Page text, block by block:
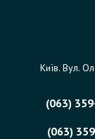
Київ. Вул.
(063)
(063)